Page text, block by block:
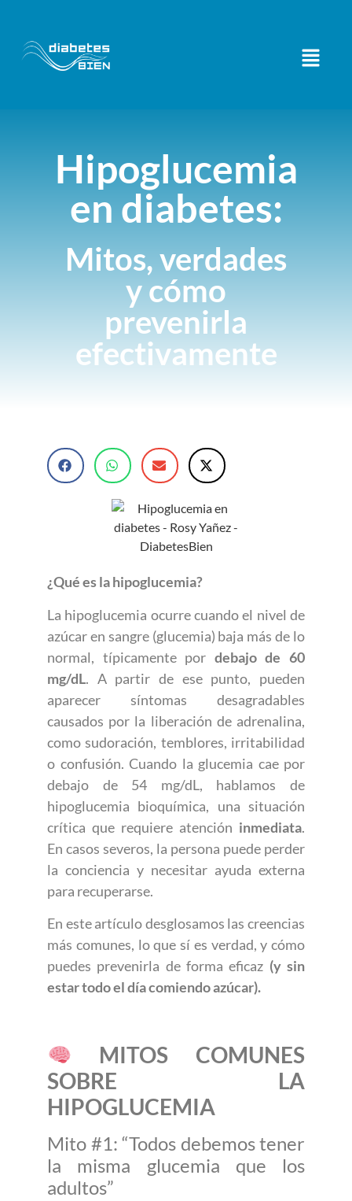
Hipoglucemia
en diabetes:
Mitos, verdades
y cómo
prevenirla
efectivamente
¿Qué es la hipoglucemia?
La hipoglucemia ocurre cuando el nivel de
azúcar en sangre (glucemia) baja más de lo
normal, típicamente por debajo de 60
mg/dL. A partir de ese punto, pueden
aparecer síntomas desagradables
causados por la liberación de adrenalina,
como sudoración, temblores, irritabilidad
o confusión. Cuando la glucemia cae por
debajo de 54 mg/dL, hablamos de
hipoglucemia bioquímica, una situación
crítica que requiere atención inmediata.
En casos severos, la persona puede perder
la conciencia y necesitar ayuda externa
para recuperarse.
En este artículo desglosamos las creencias
más comunes, lo que sí es verdad, y cómo
puedes prevenirla de forma eficaz (y sin
estar todo el día comiendo azúcar).
MITOS COMUNES
SOBRE LA
HIPOGLUCEMIA
Mito #1: “Todos debemos tener
la misma glucemia que los
adultos”